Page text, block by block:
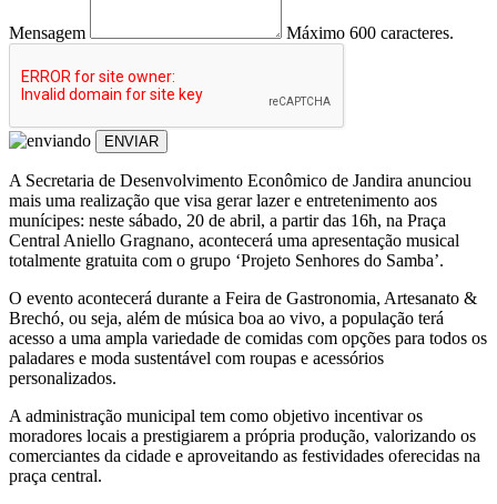
Mensagem Máximo 600 caracteres.
ENVIAR
A Secretaria de Desenvolvimento Econômico de Jandira anunciou
mais uma realização que visa gerar lazer e entretenimento aos
munícipes: neste sábado, 20 de abril, a partir das 16h, na Praça
Central Aniello Gragnano, acontecerá uma apresentação musical
totalmente gratuita com o grupo ‘Projeto Senhores do Samba’.
O evento acontecerá durante a Feira de Gastronomia, Artesanato &
Brechó, ou seja, além de música boa ao vivo, a população terá
acesso a uma ampla variedade de comidas com opções para todos os
paladares e moda sustentável com roupas e acessórios
personalizados.
A administração municipal tem como objetivo incentivar os
moradores locais a prestigiarem a própria produção, valorizando os
comerciantes da cidade e aproveitando as festividades oferecidas na
praça central.